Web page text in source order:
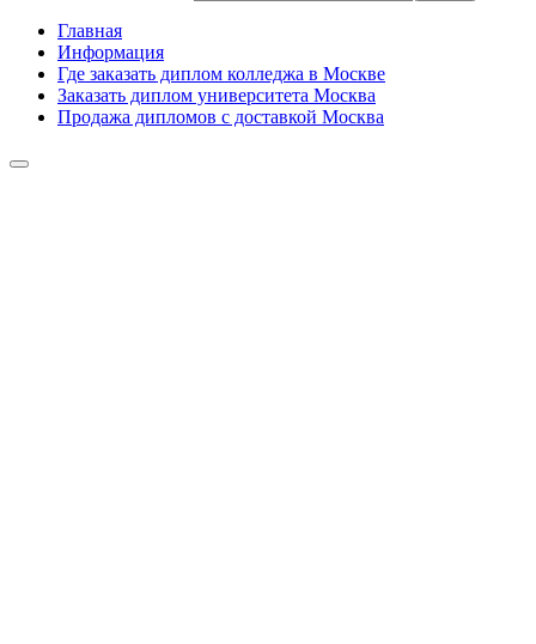
Главная
Информация
Где заказать диплом колледжа в Москве
Заказать диплом университета Москва
Продажа дипломов с доставкой Москва